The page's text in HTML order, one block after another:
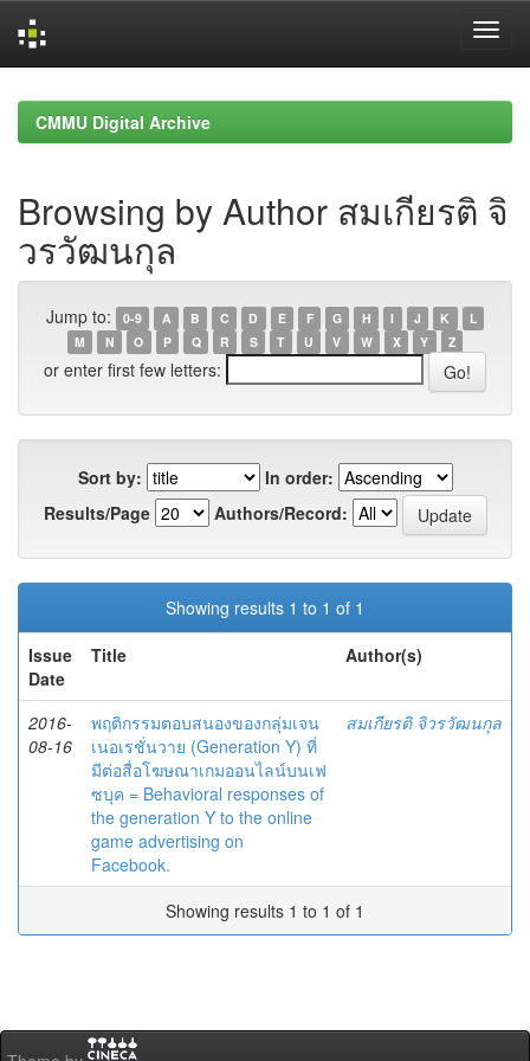
navigationCMMU Digital Archive
Browsing by Author สมเกียรติ จิ
วรวัฒนกุล
Jump to: 0-9 A B C D E F G H I J K
L
M
N O P Q R S T U V W X Y Z
or enter first few letters:
Sort by:
In order:
Results/Page
Authors/Record:
Showing results 1 to 1 of 1
Issue
Date
Title Author(s)
2016-
08-16
พฤติกรรมตอบสนองของกลุ่มเจน
เนอเรชั่นวาย (Generation Y) ที่
มีต่อสื่อโฆษณาเกมออนไลน์บนเฟ
ซบุค = Behavioral responses of
the generation Y to the online
game advertising on
Facebook.
สมเกียรติ จิวรวัฒนกุล
Showing results 1 to 1 of 1